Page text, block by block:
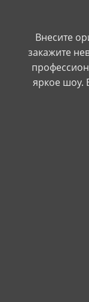
Внесите
закажите
яркое шоу.